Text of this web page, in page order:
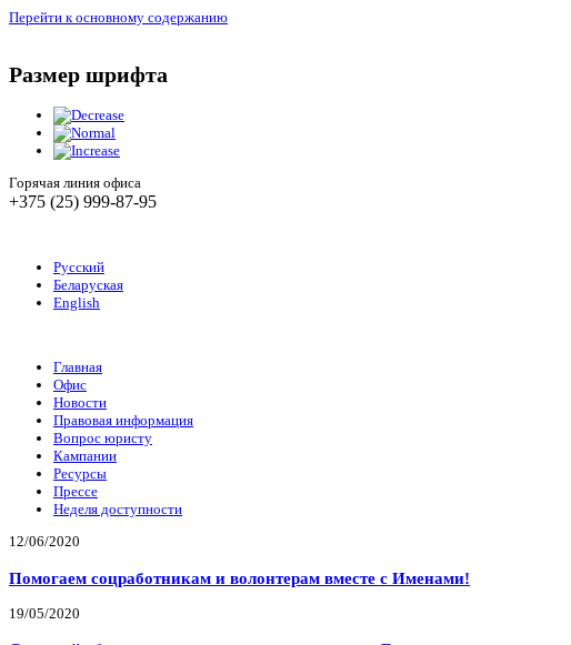
Перейти к основному содержанию
Размер шрифта
Горячая линия офиса
+375 (25) 999-87-95
Русский
Беларуская
English
Главная
Офис
Новости
Правовая информация
Вопрос юристу
Кампании
Ресурсы
Прессе
Неделя доступности
12/06/2020
Помогаем соцработникам и волонтерам вместе с Именами!
19/05/2020